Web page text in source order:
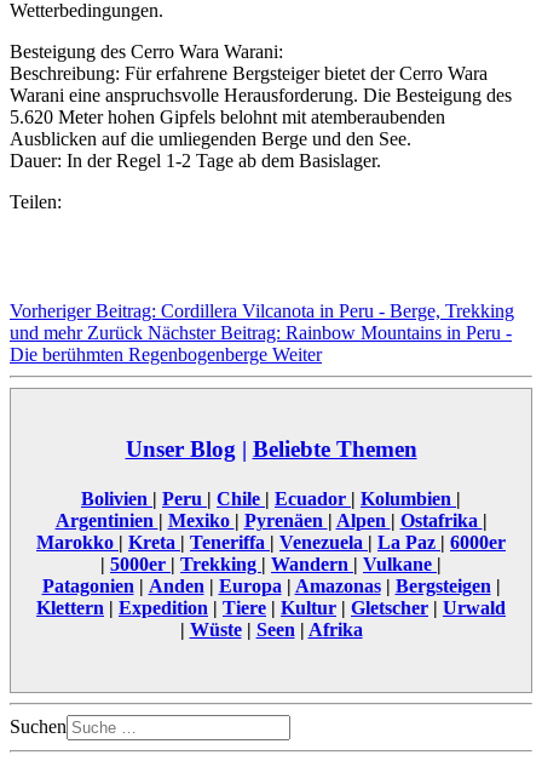
Wetterbedingungen.
Besteigung des Cerro Wara Warani:
Beschreibung: Für erfahrene Bergsteiger bietet der Cerro Wara
Warani eine anspruchsvolle Herausforderung. Die Besteigung des
5.620 Meter hohen Gipfels belohnt mit atemberaubenden
Ausblicken auf die umliegenden Berge und den See.
Dauer: In der Regel 1-2 Tage ab dem Basislager.
Teilen:
Vorheriger Beitrag: Cordillera Vilcanota in Peru - Berge, Trekking
und mehrZurück Nächster Beitrag: Rainbow Mountains in Peru -
Die berühmten Regenbogenberge Weiter
Unser Blog | Beliebte Themen
Bolivien Peru Chile Ecuador Kolumbien
Argentinien
Mexiko Pyrenäen Alpen Ostafrika
Marokko
Kreta Teneriffa Venezuela La Paz
6000er
5000er Trekking Wandern Vulkane
Patagonien| Anden| Europa| Amazonas| Bergsteigen|
Klettern
Expedition Tiere Kultur Gletscher
Urwald
Wüste| Seen| Afrika
Suchen